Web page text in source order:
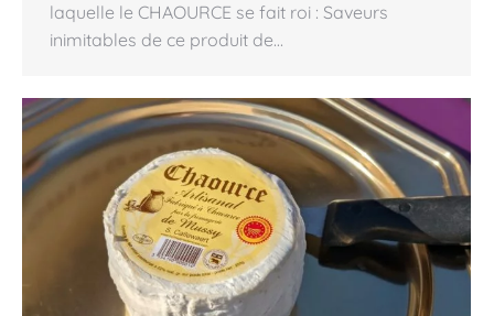
laquelle le CHAOURCE se fait roi : Saveurs
inimitables de ce produit de…